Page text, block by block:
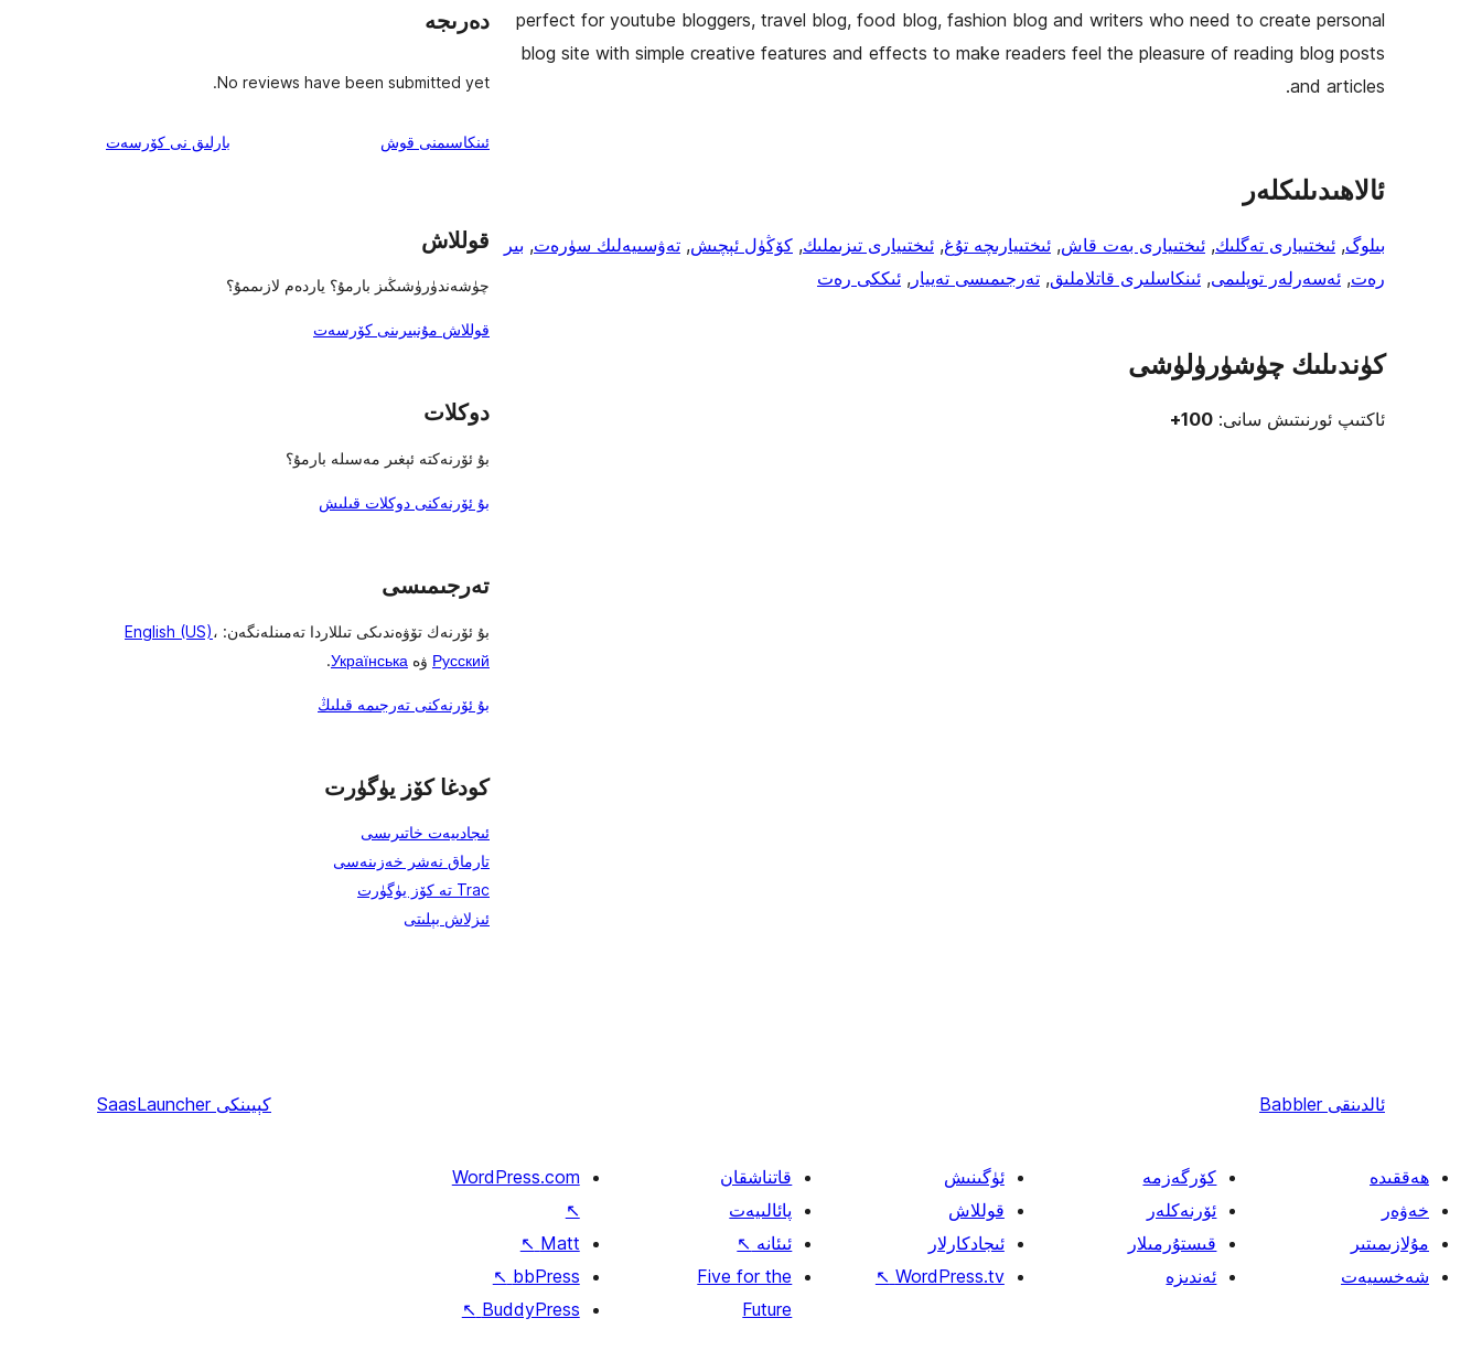
perfect for youtube bloggers, travel blog, food blog, fashion blog and writers who need to create personal
blog site with simple creative features and effects to make readers feel the pleasure of reading blog posts
and articles.
ئالاھىدىلىكلەر
بىلوگ, ئىختىيارى تەگلىك, ئىختىيارى بەت قاش, ئىختىيارىچە تۇغ, ئىختىيارى تىزىملىك, كۆڭۈل ئېچىش, تەۋسىيەلىك سۈرەت, بىر
رەت, ئەسەرلەر توپلىمى, ئىنكاسلىرى قاتلاملىق, تەرجىمىسى تەييار , ئىككى رەت
كۈندىلىك چۈشۈرۈلۈشى
ئاكتىپ ئورنىتىش سانى: 100+
دەرىجە
No reviews have been submitted yet.
ئىنكاسىمنى قوش بارلىق ئىنكاس
نى كۆرسەت
قوللاش
چۈشەندۈرۈشىڭىز بارمۇ؟ ياردەم لازىممۇ؟
قوللاش مۇنبىرىنى كۆرسەت
دوكلات
بۇ ئۆرنەكتە ئېغىر مەسىلە بارمۇ؟
بۇ ئۆرنەكنى دوكلات قىلىش
تەرجىمىسى
بۇ ئۆرنەك تۆۋەندىكى تىللاردا تەمىنلەنگەن: English (US)،
Русский ۋە Українська
.
بۇ ئۆرنەكنى تەرجىمە قىلىڭ
كودغا كۆز يۈگۈرت
ئىجادىيەت خاتىرىسى
تارماق نەشر خەزىنەسى
Trac تە كۆز يۈگۈرت
ئىزلاش بېلىتى
ئالدىنقى Babbler كېيىنكى SaasLauncher
ھەققىدە
خەۋەر
مۇلازىمىتىر
شەخسىيەت
كۆرگەزمە
ئۆرنەكلەر
قىستۇرمىلار
ئەندىزە
ئۈگىنىش
قوللاش
ئىجادكارلار
WordPress.tv
↖
قاتناشقان
پائالىيەت
ئىئانە ↖
Five for the
Future
WordPress.com
↖
Matt
↖
bbPress
↖
BuddyPress
↖